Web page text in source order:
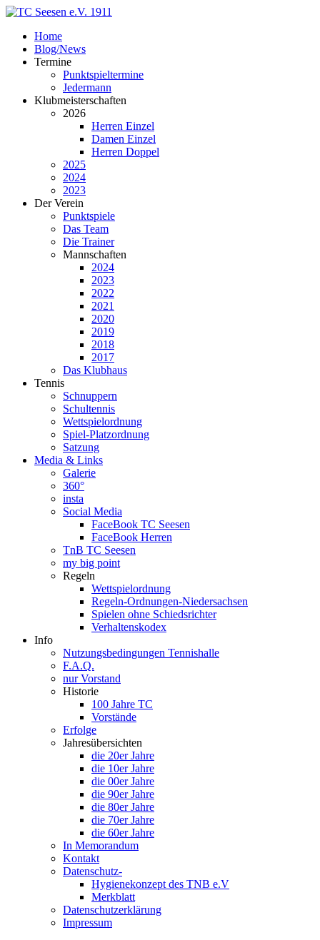
Home
Blog/News
Termine
Punktspieltermine
Jedermann
Klubmeisterschaften
2026
Herren Einzel
Damen Einzel
Herren Doppel
2025
2024
2023
Der Verein
Punktspiele
Das Team
Die Trainer
Mannschaften
2024
2023
2022
2021
2020
2019
2018
2017
Das Klubhaus
Tennis
Schnuppern
Schultennis
Wettspielordnung
Spiel-Platzordnung
Satzung
Media & Links
Galerie
360°
insta
Social Media
FaceBook TC Seesen
FaceBook Herren
TnB TC Seesen
my big point
Regeln
Wettspielordnung
Regeln-Ordnungen-Niedersachsen
Spielen ohne Schiedsrichter
Verhaltenskodex
Info
Nutzungsbedingungen Tennishalle
F.A.Q.
nur Vorstand
Historie
100 Jahre TC
Vorstände
Erfolge
Jahresübersichten
die 20er Jahre
die 10er Jahre
die 00er Jahre
die 90er Jahre
die 80er Jahre
die 70er Jahre
die 60er Jahre
In Memorandum
Kontakt
Datenschutz-
Hygienekonzept des TNB e.V
Merkblatt
Datenschutzerklärung
Impressum